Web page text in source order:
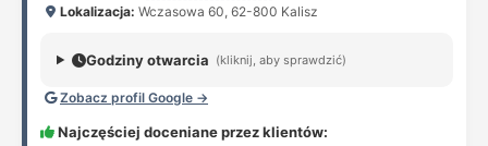
Lokalizacja: Wczasowa 60, 62-800 Kalisz
Godziny otwarcia (kliknij, aby sprawdzić)
Zobacz profil Google →
Najczęściej doceniane przez klientów: